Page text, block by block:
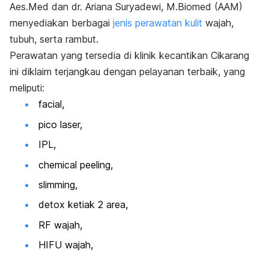
Aes.Med dan dr. Ariana Suryadewi, M.Biomed (AAM)
menyediakan berbagai jenis perawatan kulit wajah,
tubuh, serta rambut.
Perawatan yang tersedia di klinik kecantikan Cikarang
ini diklaim terjangkau dengan pelayanan terbaik, yang
meliputi:
facial,
pico laser,
IPL,
chemical peeling,
slimming,
detox ketiak 2 area,
RF wajah,
HIFU wajah,